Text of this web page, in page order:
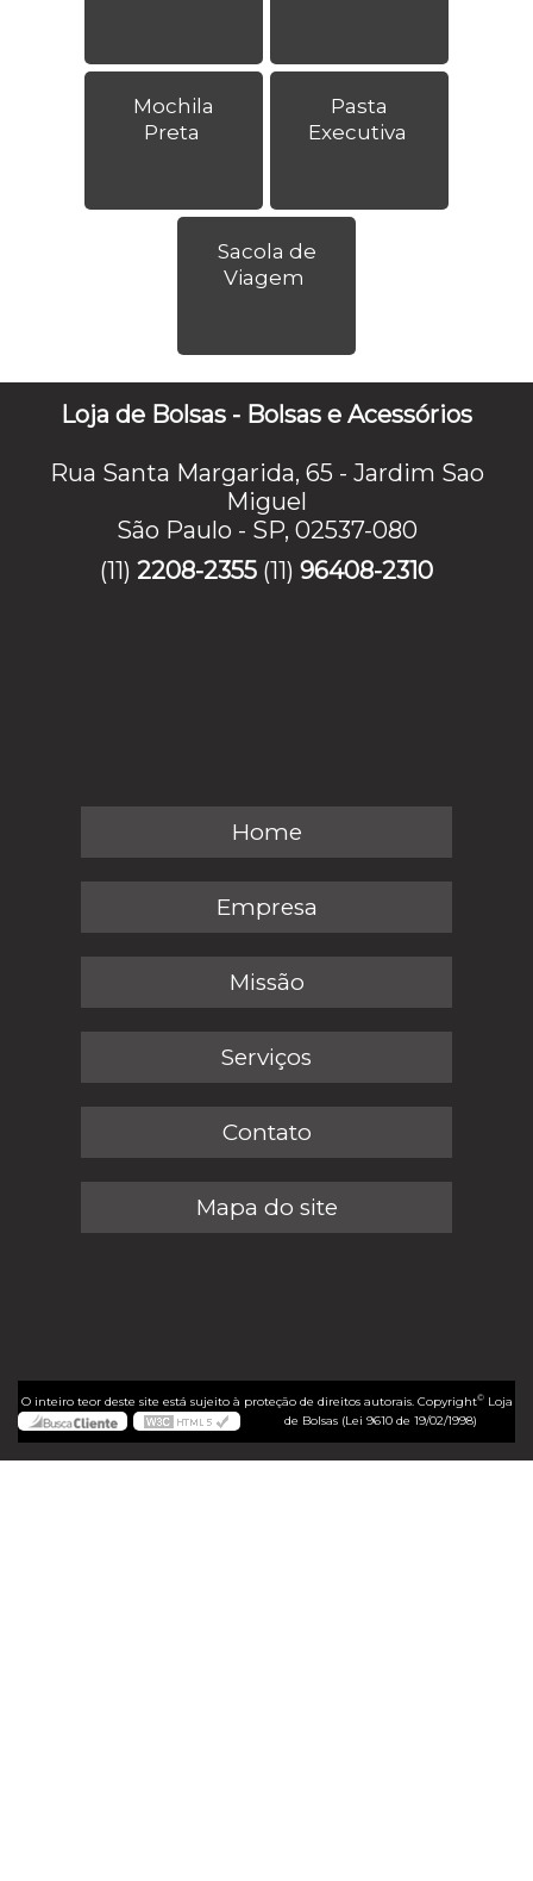
Mochila
Preta
Pasta
Executiva
Sacola de
Viagem
Loja de Bolsas - Bolsas e Acessórios
Rua Santa Margarida, 65 - Jardim Sao
Miguel
São Paulo - SP, 02537-080
(11) 2208-2355 (11) 96408-2310
Home
Empresa
Missão
Serviços
Contato
Mapa do site
O inteiro teor deste site está sujeito à proteção de direitos autorais. Copyright©Loja
de Bolsas (Lei 9610 de 19/02/1998)